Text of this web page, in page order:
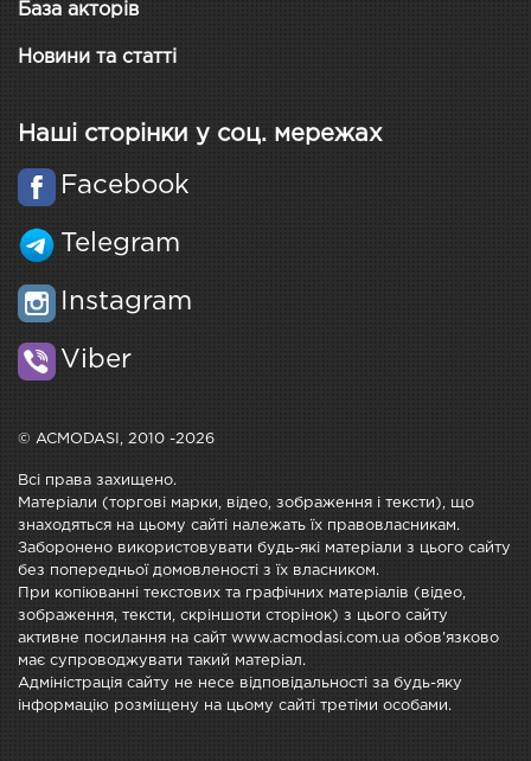
База акторів
Новини та статті
Наші сторінки у соц. мережах
Facebook
Telegram
Instagram
Viber
© ACMODASI, 2010 -2026
Всі права захищено.
Матеріали (торгові марки, відео, зображення і тексти), що
знаходяться на цьому сайті належать їх правовласникам.
Заборонено використовувати будь-які матеріали з цього сайту
без попередньої домовленості з їх власником.
При копіюванні текстових та графічних матеріалів (відео,
зображення, тексти, скріншоти сторінок) з цього сайту
активне посилання на сайт www.acmodasi.com.ua обов'язково
має супроводжувати такий матеріал.
Адміністрація сайту не несе відповідальності за будь-яку
інформацію розміщену на цьому сайті третіми особами.